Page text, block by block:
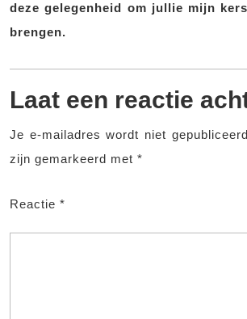
deze gelegenheid om jullie mijn
brengen.
Laat een reactie
Je e-mailadres wordt niet
zijn gemarkeerd met *
Reactie *